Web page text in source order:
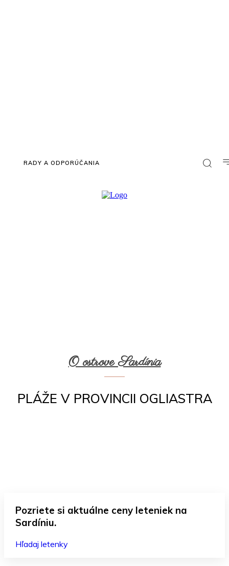
RADY A ODPORÚČANIA
O ostrove Sardínia
PLÁŽE V PROVINCII OGLIASTRA
Pozriete si aktuálne ceny leteniek na
Sardíniu.
Hľadaj letenky